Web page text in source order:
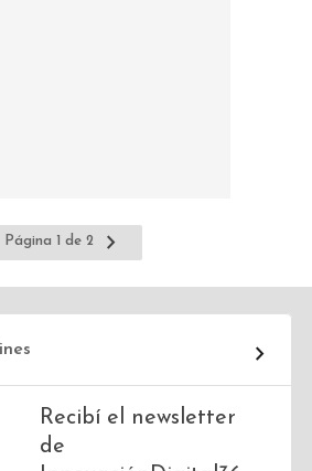
Página 1 de 2
Ir
a
Recibí el newsletter
de